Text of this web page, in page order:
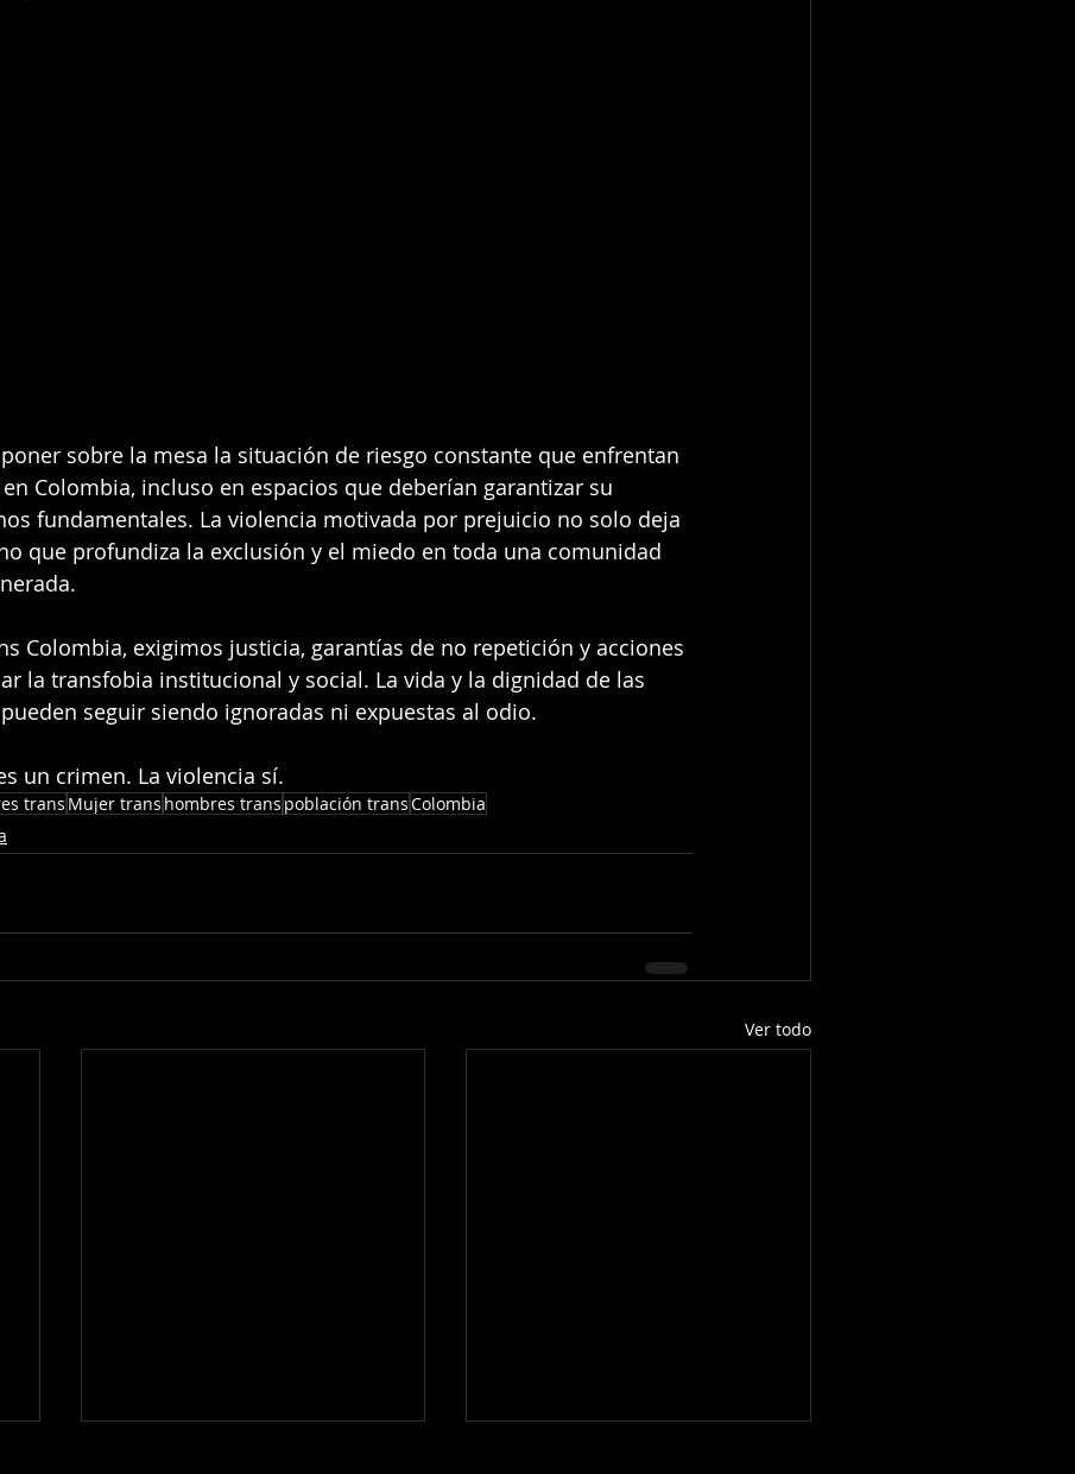
sobre la mesa la situación de riesgo constante que enfrentan
Colombia, incluso en espacios que deberían garantizar su
fundamentales. La violencia motivada por prejuicio no solo deja
que profundiza la exclusión y el miedo en toda una comunidad
Colombia, exigimos justicia, garantías de no repetición y acciones
la transfobia institucional y social. La vida y la dignidad de las
seguir siendo ignoradas ni expuestas al odio.
un crimen. La violencia sí.
trans Mujer trans hombres trans población transColombia
Ver todo